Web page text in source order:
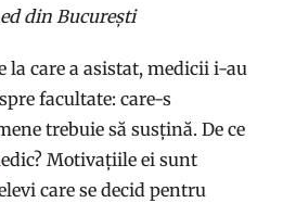
din București
la care a asistat, medicii i-au
facultate: care-s
trebuie să susțină. De ce
Motivațiile ei sunt
care se decid pentru